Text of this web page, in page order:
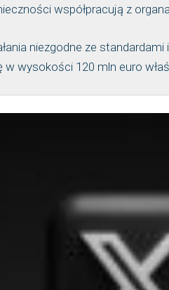
współpracują z
niezgodne ze
w wysokości 120 mln euro